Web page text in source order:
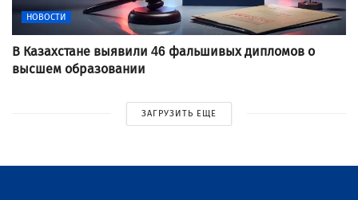
НОВОСТИ
В Казахстане выявили 46 фальшивых дипломов о
высшем образовании
ЗАГРУЗИТЬ ЕЩЕ